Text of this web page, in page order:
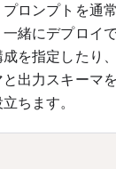
ロンプトを通
一緒にデプロイ
を指定したり
出力スキーマ
ちます。